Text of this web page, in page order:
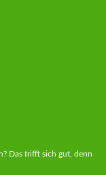
Das trifft sich gut, denn